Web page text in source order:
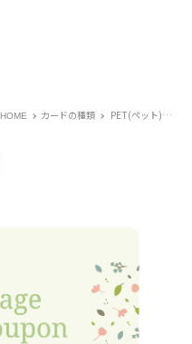
HOME カードの種類 PET(ペット)カード